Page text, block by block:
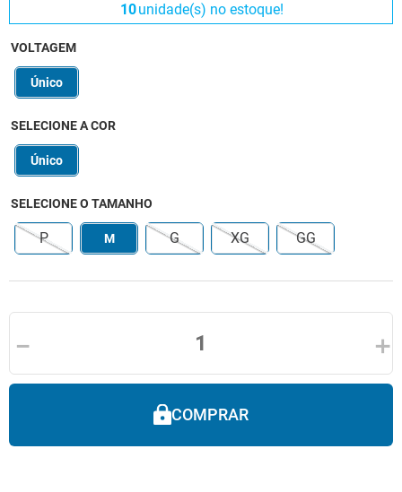
10unidade(s) no estoque!
VOLTAGEM
Único
SELECIONE A COR
Único
SELECIONE O TAMANHO
P M G XG GG
＋
－
COMPRAR